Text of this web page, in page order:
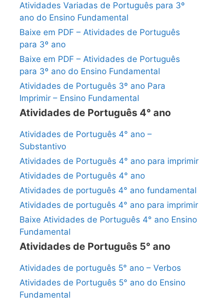
Atividades Variadas de Português para 3º
ano do Ensino Fundamental
Baixe em PDF – Atividades de Português
para 3º ano
Baixe em PDF – Atividades de Português
para 3º ano do Ensino Fundamental
Atividades de Português 3º ano Para
Imprimir – Ensino Fundamental
Atividades de Português 4° ano
Atividades de Português 4° ano –
Substantivo
Atividades de Português 4° ano para imprimir
Atividades de Português 4° ano
Atividades de português 4° ano fundamental
Atividades de português 4° ano para imprimir
Baixe Atividades de Português 4° ano Ensino
Fundamental
Atividades de Português 5° ano
Atividades de português 5° ano – Verbos
Atividades de Português 5° ano do Ensino
Fundamental